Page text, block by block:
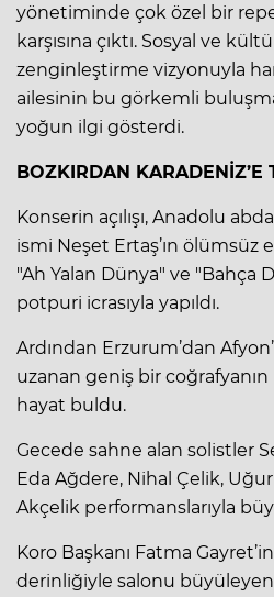
yönetiminde çok özel bir
karşısına çıktı. Sosyal ve
zenginleştirme vizyonuyla
ailesinin bu görkemli
yoğun ilgi gösterdi.
BOZKIRDAN KARADENİZ’E
Konserin açılışı, Anadolu
ismi Neşet Ertaş’ın ölümsüz
"Ah Yalan Dünya" ve "Bahça
potpuri icrasıyla yapıldı.
Ardından Erzurum’dan
uzanan geniş bir
hayat buldu.
Gecede sahne alan solistler
Eda Ağdere, Nihal Çelik,
Akçelik performanslarıyla
Koro Başkanı Fatma
derinliğiyle salonu büyüleyen